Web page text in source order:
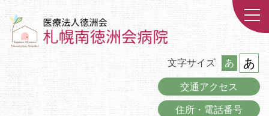
文字サイズ あ あ
交通アクセス
住所・電話番号